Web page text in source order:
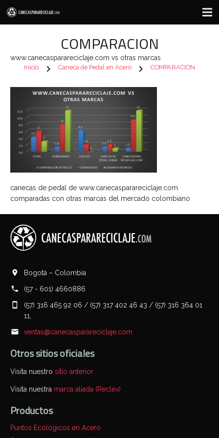
COMPARACION
www.canecasparareciclaje.com vs otras marcas
Inicio chevron_right Caneca de Pedal en Acero chevron_right COMPARACION
canecas de pedal de www.canecasparareciclaje.com
comparadas con otras marcas del mercado colombiano
Bogotá – Colombia
(57 - 601) 4660886
(57) 316 465 92 06 / (57) 317 402 46 43 / (57) 316 364 01
11,
ventas@canecasparareciclaje.com
Otros sitios oficiales
Visita nuestro sitio anterior
Visita nuestra marca aliada (Reclev)
Productos
Puntos Ecológicos en Acero